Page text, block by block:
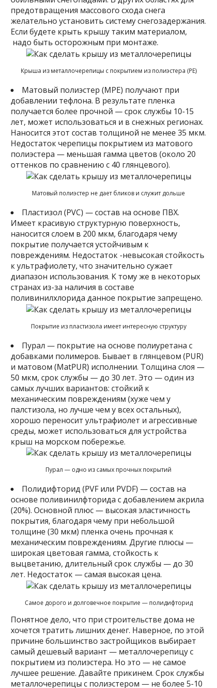
предотвращения массового схода снега
желательно установить систему снегозадержания.
Если будете крыть крышу таким материалом,
надо быть осторожным при монтаже.
Крыша из металлочерепицы с покрытием из полиэcтера (PE)
Матовый полиэстер (MPE) получают при
добавлении тефлона. В результате пленка
получается более прочной — срок службы 10-15
лет, может использоваться и в снежных регионах.
Наносится этот состав толщиной не менее 35 мкм.
Недостаток черепицы покрытием из матового
полиэстера — меньшая гамма цветов (около 20
оттенков по сравнению с 40 глянцевого).
Матовый полиэстер не дает бликов и служит дольше
Пластизол (PVC) — состав на основе ПВХ.
Имеет красивую структурную поверхность,
наносится слоем в 200 мкм, благодаря чему
покрытие получается устойчивым к
повреждениям. Недостаток -невысокая стойкость
к ультрафиолету, что значительно сужает
диапазон использования. К тому же в некоторых
странах из-за наличия в составе
поливинилхлорида данное покрытие запрещено.
Покрытие из пластизола имеет интересную структуру
Пурал — покрытие на основе полиуретана с
добавками полимеров. Бывает в глянцевом (PUR)
и матовом (MatPUR) исполнении. Толщина слоя —
50 мкм, срок службы — до 30 лет. Это — один из
самых лучших вариантов: стойкий к
механическим повреждениям (хуже чем у
палстизола, но лучше чем у всех остальных),
хорошо переносит ультрафиолет и агрессивные
среды, может использоваться для устройства
крыш на морском побережье.
Пурал — одно из самых прочных покрытий
Полидифторид (PVF или PVDF) — состав на
основе поливинилфторида с добавлением акрила
(20%). Основной плюс — высокая эластичность
покрытия, благодаря чему при небольшой
толщине (30 мкм) пленка очень прочная к
механическим повреждениям. Другие плюсы —
широкая цветовая гамма, стойкость к
выцветанию, длительный срок службы — до 30
лет. Недостаток — самая высокая цена.
Самое дорого и долговечное покрытие — полидифторид
Понятное дело, что при строительстве дома не
хочется тратить лишних денег. Наверное, по этой
причине большинство застройщиков выбирает
самый дешевый вариант — металлочерепицу с
покрытием из полиэстера. Но это — не самое
лучшее решение. Давайте прикинем. Срок службы
металлочерепицы с полиэстером — не более 5-10